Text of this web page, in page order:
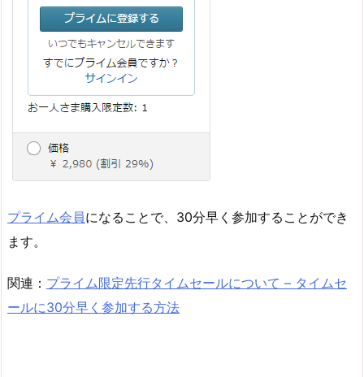
プライム会員になることで、30分早く参加することができ
ます。
関連： プライム限定先行タイムセールについて – タイムセ
ールに30分早く参加する方法